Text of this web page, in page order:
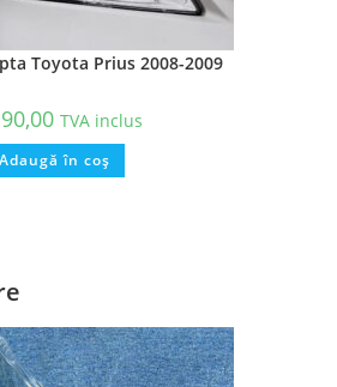
Toyota Prius 2008-2009
TVA inclus
Adaugă în coș